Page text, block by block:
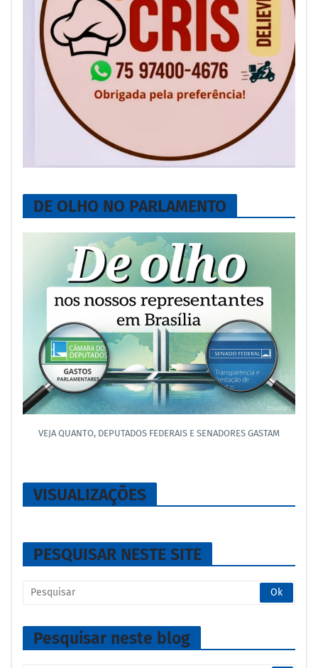
DE OLHO NO PARLAMENTO
VEJA QUANTO, DEPUTADOS FEDERAIS E SENADORES GASTAM
VISUALIZAÇÕES
PESQUISAR NESTE SITE
Pesquisar neste blog